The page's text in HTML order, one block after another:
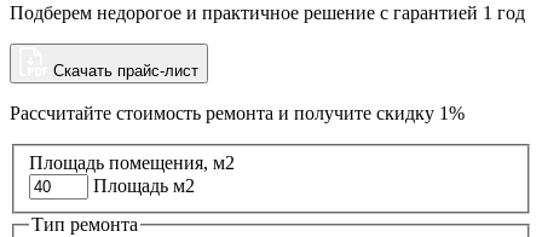
Подберем недорогое и практичное решение с гарантией 1 год
Скачать прайс-лист
Рассчитайте стоимость ремонта и получите скидку 1%
Площадь помещения, м2
Площадь м2
Тип ремонта